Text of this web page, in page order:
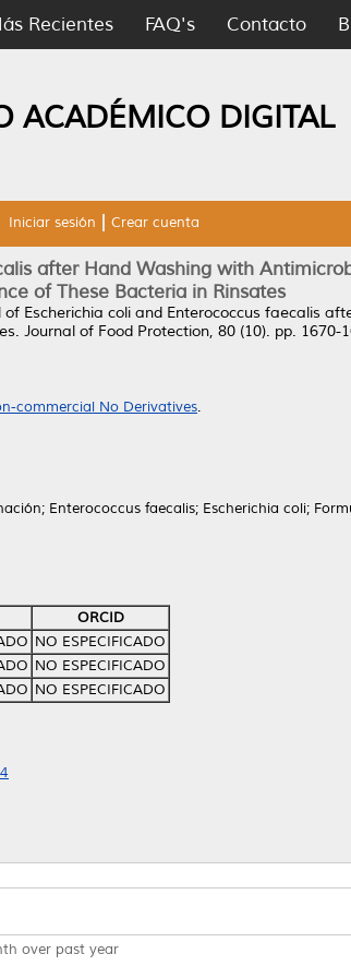
Recientes FAQ's Contacto
ACADÉMICO DIGITAL
Iniciar sesión Crear cuenta
after Hand Washing with
of These Bacteria in Rinsates
of Escherichia coli and Enterococcus faecalis
Journal of Food Protection, 80 (10). pp. 1670-
commercial No Derivatives.
Enterococcus faecalis; Escherichia coli;
ORCID
NO ESPECIFICADO
NO ESPECIFICADO
NO ESPECIFICADO
over past year